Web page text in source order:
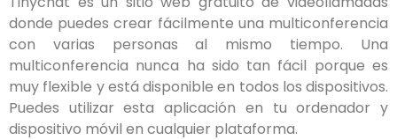
donde puedes crear fácilmente una multiconferencia
con varias personas al mismo tiempo. Una
multiconferencia nunca ha sido tan fácil porque es
muy flexible y está disponible en todos los dispositivos.
Puedes utilizar esta aplicación en tu ordenador y
dispositivo móvil en cualquier plataforma.